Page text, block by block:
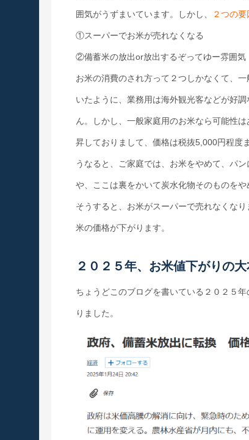
囲気がうずまいています。しかし、 ２つの
①スーパーでお米が売れなくなる
②備蓄米の放出or放出するぞってゆー雰囲気
お米の消費のされ方って２つしかなくて、
いたように、業務用は海外観光客などが好
ん。しかし、一般家庭用のお米なら可能性
昇しておりまして、価格は税抜5,000円程度
うなると、ご家庭では、お米をやめて、パ
や、ここは裏をかいて炭水化物そのものを
そうすると、お米がスーパーで売れなくな
米の価格が下がります。
２０２５年、お米値下がりの
ちょうどこのブログを書いている２０２５
りました。